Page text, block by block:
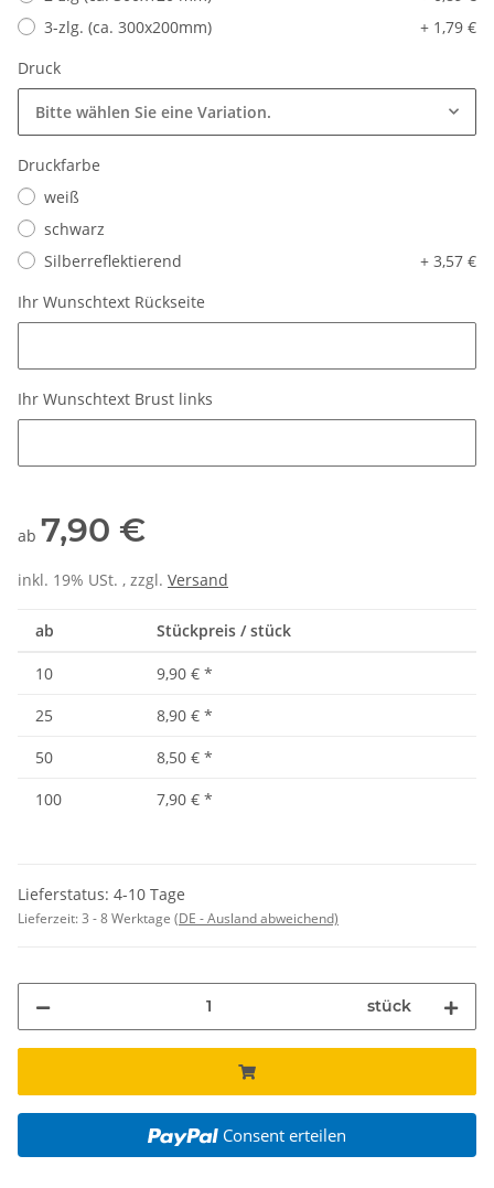
3-zlg. (ca. 300x200mm)
+ 1,79 €
Druck
Bitte wählen Sie eine Variation.
Druckfarbe
weiß
schwarz
Silberreflektierend
+ 3,57 €
Ihr Wunschtext Rückseite
Ihr Wunschtext Brust links
ab 7,90 €
inkl. 19% USt. , zzgl. Versand
ab Stückpreis / stück
10 9,90 € *
25
8,90 € *
50
8,50 € *
100
7,90 € *
Lieferstatus: 4-10 Tage
Lieferzeit:3 - 8 Werktage (DE - Ausland abweichend)
stück
Consent erteilen